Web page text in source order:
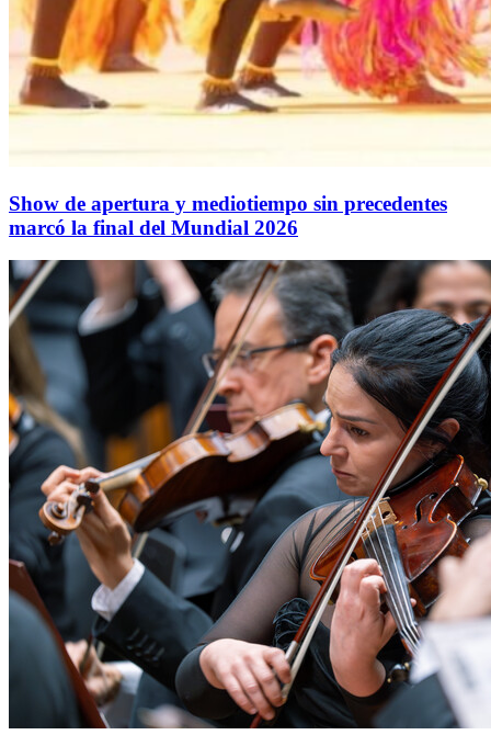
Show de apertura y mediotiempo sin precedentes
marcó la final del Mundial 2026